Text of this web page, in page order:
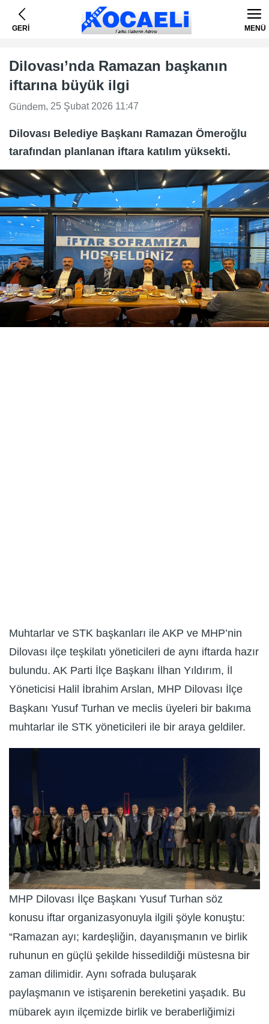
GERİ MENÜ
Dilovası’nda Ramazan başkanın
iftarına büyük ilgi
Gündem, 25 Şubat 2026 11:47
Dilovası Belediye Başkanı Ramazan Ömeroğlu
tarafından planlanan iftara katılım yüksekti.
Muhtarlar ve STK başkanları ile AKP ve MHP’nin
Dilovası ilçe teşkilatı yöneticileri de aynı iftarda hazır
bulundu. AK Parti İlçe Başkanı İlhan Yıldırım, İl
Yöneticisi Halil İbrahim Arslan, MHP Dilovası İlçe
Başkanı Yusuf Turhan ve meclis üyeleri bir bakıma
muhtarlar ile STK yöneticileri ile bir araya geldiler.
MHP Dilovası İlçe Başkanı Yusuf Turhan söz
konusu iftar organizasyonuyla ilgili şöyle konuştu:
“Ramazan ayı; kardeşliğin, dayanışmanın ve birlik
ruhunun en güçlü şekilde hissedildiği müstesna bir
zaman dilimidir. Aynı sofrada buluşarak
paylaşmanın ve istişarenin bereketini yaşadık. Bu
mübarek ayın ilçemizde birlik ve beraberliğimizi